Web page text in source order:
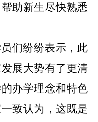
助新生尽快熟悉
们纷纷表示，此
展大势有了更清
办学理念和特色
致认为，这既是